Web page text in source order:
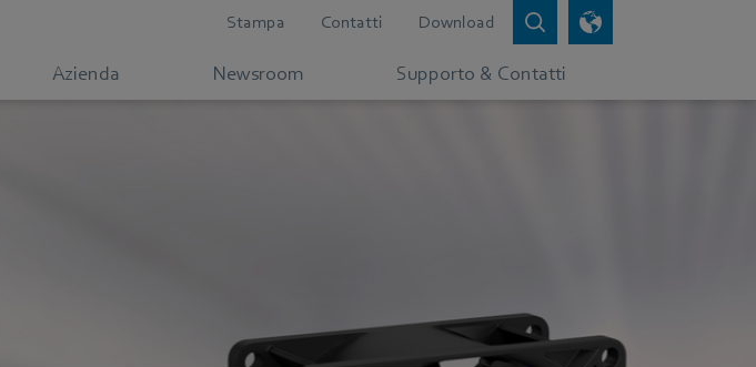
Stampa Contatti Download
Azienda Newsroom Supporto & Contatti